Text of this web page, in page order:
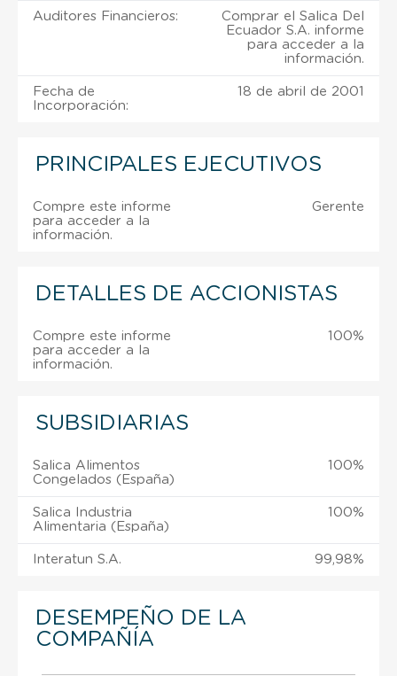
Auditores Financieros:
Comprar el Salica Del
Ecuador S.A. informe
para acceder a la
información.
Fecha de
Incorporación:
18 de abril de 2001
PRINCIPALES EJECUTIVOS
Compre este informe
para acceder a la
información.
Gerente
DETALLES DE ACCIONISTAS
Compre este informe
para acceder a la
información.
100%
SUBSIDIARIAS
Salica Alimentos
Congelados (España)
100%
Salica Industria
Alimentaria (España)
100%
Interatun S.A. 99,98%
DESEMPEÑO DE LA
COMPAÑÍA